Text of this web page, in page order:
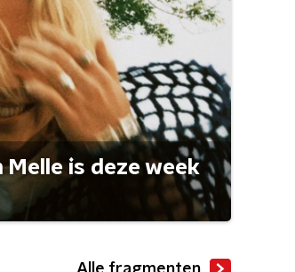
Melle is deze week